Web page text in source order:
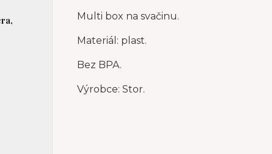
Multi box na svačinu.
Materiál: plast.
Bez BPA.
Výrobce: Stor.